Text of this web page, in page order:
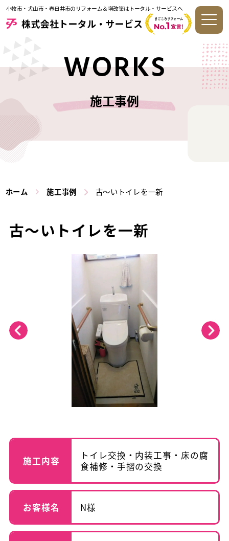
小牧市・犬山市・春日井市のリフォーム＆増改築はトータル・サービスへ
WORKS
施工事例
ホーム 施工事例 古～いトイレを一新
古～いトイレを一新
施工内容
トイレ交換・内装工事・床の腐
食補修・手摺の交換
お客様名 N様